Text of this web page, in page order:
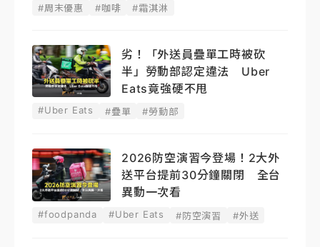
#周末優惠 #咖啡 #霜淇淋
劣！「外送員疊單工時被砍
半」勞動部認定違法 Uber
Eats竟強硬不甩
#Uber Eats #疊單 #勞動部
2026防空演習今登場！2大外
送平台提前30分鐘關閉 全台
異動一次看
#foodpanda #Uber Eats #防空演習 #外送